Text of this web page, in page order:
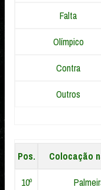
Falta
Olímpico
Contra
Outros
Pos. Colocação
10º